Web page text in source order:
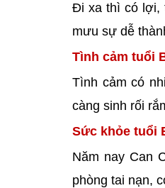
Đi xa thì có lợi,
mưu sự dễ
Tình cảm tuổi
Tình cảm có
càng sinh rối
Sức khỏe tuổi
Năm nay Can
phòng tai nạn,